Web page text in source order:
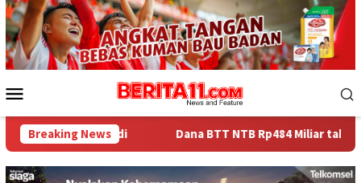
Loncat
ke
konten
Mobile
Breaking News
Dana BTT NTB Rp484 Miliar tak Muncul dalam LHP